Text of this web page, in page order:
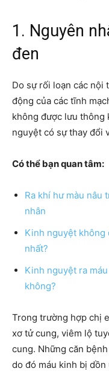
1. Nguyên
đen
Do sự rối loạn các nội
động của các tĩnh
không được lưu thông
nguyệt có sự thay đổi
Có thể bạn quan tâm:
Ra khí hư màu nâu
nhân
Kinh nguyệt không
nhất?
Kinh nguyệt ra
không?
Trong trường hợp chị
xơ tử cung, viêm lộ
cung. Những căn
do đó máu kinh bị dồn